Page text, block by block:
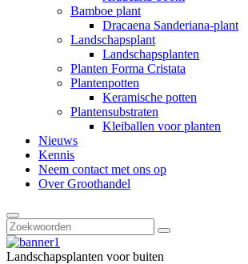
Bamboe plant
Dracaena Sanderiana-plant
Landschapsplant
Landschapsplanten
Planten Forma Cristata
Plantenpotten
Keramische potten
Plantensubstraten
Kleiballen voor planten
Nieuws
Kennis
Neem contact met ons op
Over Groothandel
Landschapsplanten voor buiten